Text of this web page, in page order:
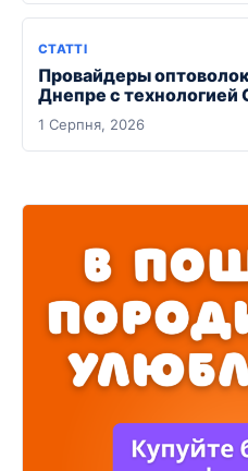
СТАТТІ
Провайдеры
Днепре с технологией
1 Серпня, 2026